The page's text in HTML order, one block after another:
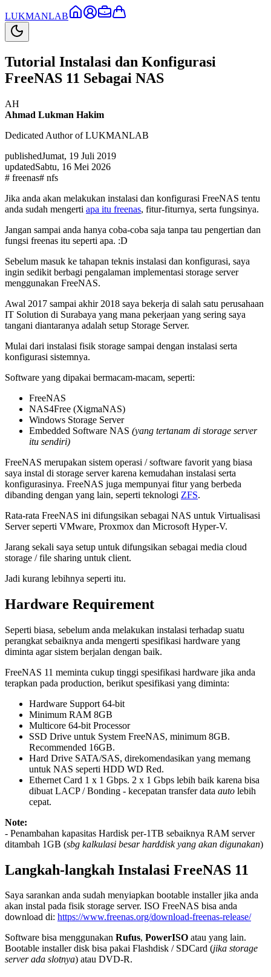
LUKMANLAB
Tutorial Instalasi dan Konfigurasi
FreeNAS 11 Sebagai NAS
AH
Ahmad Lukman Hakim
Dedicated Author of LUKMANLAB
publishedJumat, 19 Juli 2019
updatedSabtu, 16 Mei 2026
# freenas# nfs
Jika anda akan melakukan instalasi dan konfigurasi FreeNAS tentu
anda sudah mengerti apa itu freenas, fitur-fiturnya, serta fungsinya.
Jangan sampai anda hanya coba-coba saja tanpa tau pengertian dan
fungsi freenas itu seperti apa. :D
Sebelum masuk ke tahapan teknis instalasi dan konfigurasi, saya
ingin sedikit berbagi pengalaman implementasi storage server
menggunakan FreeNAS.
Awal 2017 sampai akhir 2018 saya bekerja di salah satu perusahaan
IT Solution di Surabaya yang mana pekerjaan yang sering saya
tangani diantaranya adalah setup Storage Server.
Mulai dari instalasi fisik storage sampai dengan instalasi serta
konfigurasi sistemnya.
Software yang dipakai bermacam-macam, seperti:
FreeNAS
NAS4Free (XigmaNAS)
Windows Storage Server
Embedded Software NAS (yang tertanam di storage server
itu sendiri)
FreeNAS merupakan sistem operasi / software favorit yang biasa
saya instal di storage server karena kemudahan instalasi serta
konfigurasinya. FreeNAS juga mempunyai fitur yang berbeda
dibanding dengan yang lain, seperti teknologi ZFS.
Rata-rata FreeNAS ini difungsikan sebagai NAS untuk Virtualisasi
Server seperti VMware, Proxmox dan Microsoft Hyper-V.
Jarang sekali saya setup untuk difungsikan sebagai media cloud
storage / file sharing untuk client.
Jadi kurang lebihnya seperti itu.
Hardware Requirement
Seperti biasa, sebelum anda melakukan instalasi terhadap suatu
perangkat sebaiknya anda mengerti spesifikasi hardware yang
diminta agar sistem berjalan dengan baik.
FreeNAS 11 meminta cukup tinggi spesifikasi hardware jika anda
terapkan pada production, berikut spesifikasi yang diminta:
Hardware Support 64-bit
Minimum RAM 8GB
Multicore 64-bit Processor
SSD Drive untuk System FreeNAS, minimum 8GB.
Recommended 16GB.
Hard Drive SATA/SAS, direkomendasikan yang memang
untuk NAS seperti HDD WD Red.
Ethernet Card 1 x 1 Gbps. 2 x 1 Gbps lebih baik karena bisa
dibuat LACP / Bonding - kecepatan transfer data auto lebih
cepat.
Note:
- Penambahan kapasitas Hardisk per-1TB sebaiknya RAM server
ditambah 1GB (sbg kalkulasi besar harddisk yang akan digunakan)
Langkah-langkah Instalasi FreeNAS 11
Saya sarankan anda sudah menyiapkan bootable installer jika anda
akan instal pada fisik storage server. ISO FreeNAS bisa anda
download di: https://www.freenas.org/download-freenas-release/
Software bisa menggunakan Rufus, PowerISO atau yang lain.
Bootable installer disk bisa pakai Flashdisk / SDCard (jika storage
server ada slotnya) atau DVD-R.